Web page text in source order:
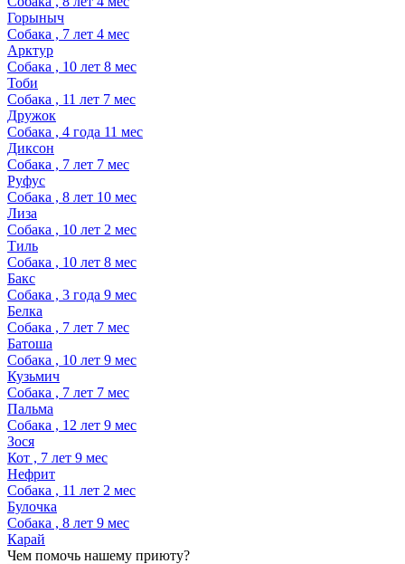
Горыныч
Собака , 7 лет 4 мес
Арктур
Собака , 10 лет 8 мес
Тоби
Собака , 11 лет 7 мес
Дружок
Собака , 4 года 11 мес
Диксон
Собака , 7 лет 7 мес
Руфус
Собака , 8 лет 10 мес
Лиза
Собака , 10 лет 2 мес
Тиль
Собака , 10 лет 8 мес
Бакс
Собака , 3 года 9 мес
Белка
Собака , 7 лет 7 мес
Батоша
Собака , 10 лет 9 мес
Кузьмич
Собака , 7 лет 7 мес
Пальма
Собака , 12 лет 9 мес
Зося
Кот , 7 лет 9 мес
Нефрит
Собака , 11 лет 2 мес
Булочка
Собака , 8 лет 9 мес
Карай
Чем помочь нашему приюту?